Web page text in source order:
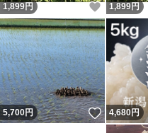
1,899円 いいね！
1,899円
5,700円 いいね！
4,680円